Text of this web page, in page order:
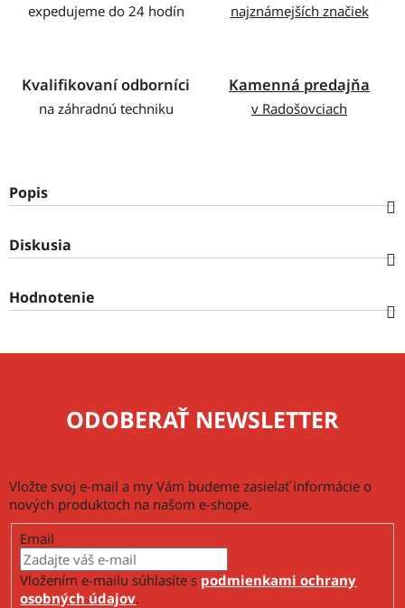
expedujeme do 24 hodín najznámejších značiek
Kvalifikovaní odborníci
na záhradnú techniku
Kamenná predajňa
v Radošovciach
Popis
Diskusia
Hodnotenie
ODOBERAŤ NEWSLETTER
Vložte svoj e-mail a my Vám budeme zasielať informácie o
nových produktoch na našom e-shope.
Email
Vložením e-mailu súhlasíte s podmienkami ochrany
osobných údajov.